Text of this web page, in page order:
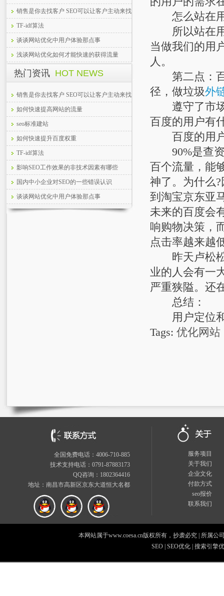
销售是你去找客户 SEO可以让客户主动来找
你 TF-idf算法
谈谈网站优化中用户体验那点事
浅谈网站优化如何才能快速的获得流量
热门资讯 HOT NEWS
销售是你去找客户 SEO可以让客户主动来找
你 如何快速提高网站的流量
seo标准建站
如何快速提升百度权重
TF-idf算法
影响SEO工作效果的非技术因素有哪些
国内中小企业对SEO的一些错误认识
谈谈网站优化中用户体验那点事
怎么站在用
所以站在用
当做我们的用
人。
第二点：百
径，做垃圾外
遵守了市场
百度的用户有
百度的用
90%是查资
百个流量，能
神了。为什么
到淘宝京东亚
未来的百度会
响购物决策，
点击率越来越
昨天卢松松
业的人会有一
严重狭隘。还
总结：
用户定位和
Tags: 优化网站
全国免费电话：4006-710-885
技术支持电话：0791-87883173
QQ咨询：1802364416
地址：南昌市高新区京东大道恒大名都
服务项目
关于我们
企业文化
付款方式
seo报价
联系我们
本网站属于www.coesa.cn版权所有，抄袭必究
所属公
SEO| SEO优化| 搜索引擎